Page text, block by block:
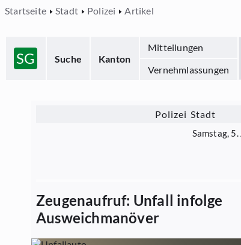
Startseite Stadt Polizei Artikel
SG Suche Kanton
Mitteilungen
Vernehmlassungen
Polizei Stadt
Samstag,
Zeugenaufruf: Unfall infolge
Ausweichmanöver